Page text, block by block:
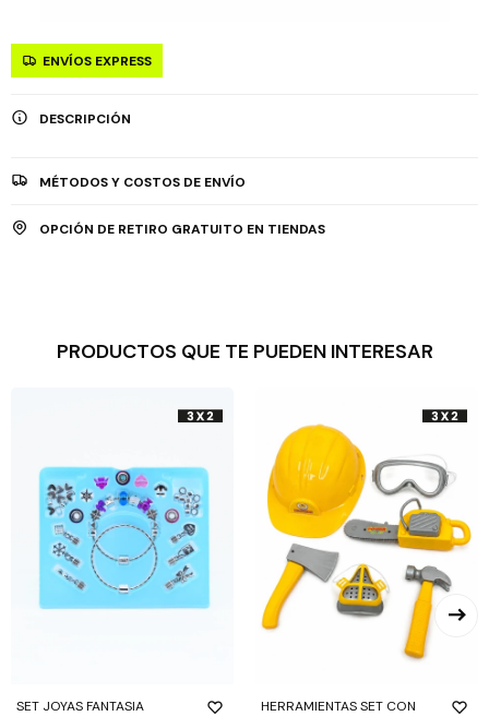
ENVÍOS EXPRESS
DESCRIPCIÓN
MÉTODOS Y COSTOS DE ENVÍO
OPCIÓN DE RETIRO GRATUITO EN TIENDAS
PRODUCTOS QUE TE PUEDEN INTERESAR
SET JOYAS FANTASIA
HERRAMIENTAS SET CON